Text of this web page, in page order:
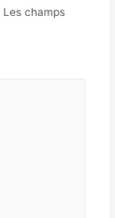
Les champs